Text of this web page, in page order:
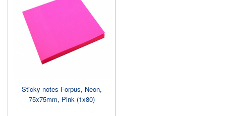
Sticky notes Forpus, Neon,
75x75mm, Pink (1x80)